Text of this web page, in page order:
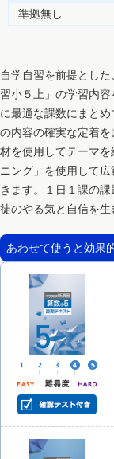
準拠無し
自学自習を前提とし
習小５上」の学習内
に最適な課数にまと
の内容の確実な定着
材を使用してテーマ
ニング」を使用して
きます。１日１課の
徒のやる気と自信を生
あわせて使うと効果